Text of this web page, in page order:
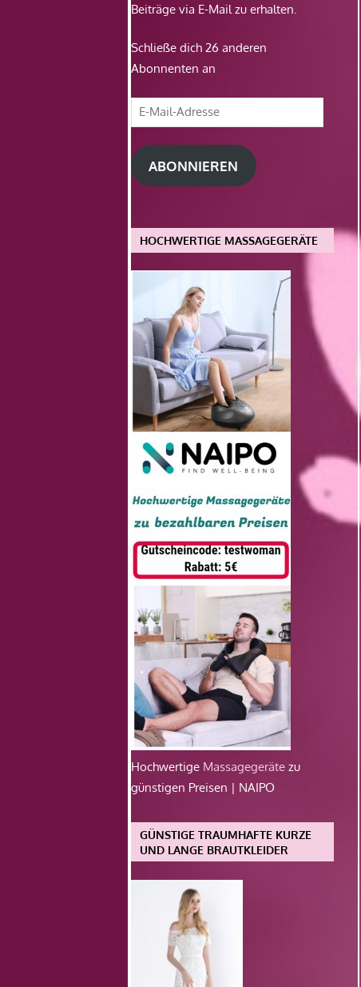
Beiträge via E-Mail zu erhalten.
Schließe dich 26 anderen
Abonnenten an
E-
Mail-
Adresse
ABONNIEREN
HOCHWERTIGE MASSAGEGERÄTE
Hochwertige Massagegeräte zu
günstigen Preisen | NAIPO
GÜNSTIGE TRAUMHAFTE KURZE
UND LANGE BRAUTKLEIDER